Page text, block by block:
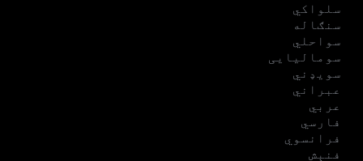
سلواکي
سنګاله
سواحلي
سومالیایی
سویډني
عبراني
عربي
فارسي
فرانسوي
فنېش